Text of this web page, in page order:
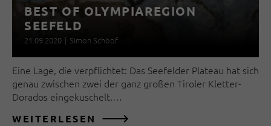
BEST OF OLYMPIAREGION
SEEFELD
21.09.2020 | Simon Schöpf
Eine Lage, die verpflichtet: Das Seefelder Plateau hat sich
genau zwischen zwei der ganz großen Tiroler Kletter-
Dorados eingekuschelt.…
WEITERLESEN